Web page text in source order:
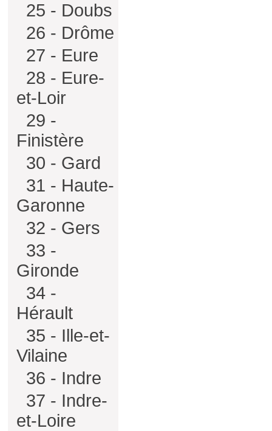
25 - Doubs
26 - Drôme
27 - Eure
28 - Eure-
et-Loir
29 -
Finistère
30 - Gard
31 - Haute-
Garonne
32 - Gers
33 -
Gironde
34 -
Hérault
35 - Ille-et-
Vilaine
36 - Indre
37 - Indre-
et-Loire